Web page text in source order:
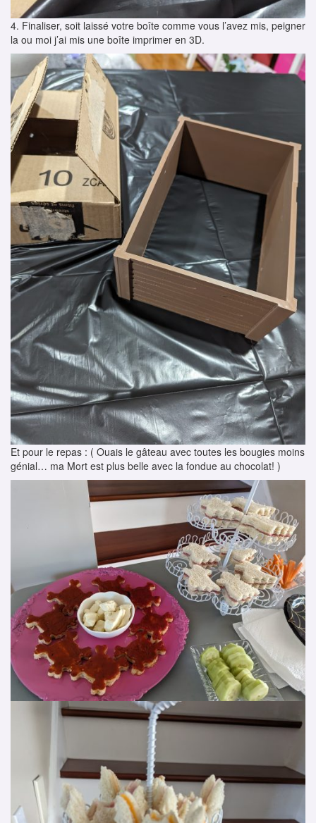
4. Finaliser, soit laissé votre boîte comme vous l’avez mis, peigner
la ou moi j’ai mis une boîte imprimer en 3D.
Et pour le repas : ( Ouais le gâteau avec toutes les bougies moins
génial… ma Mort est plus belle avec la fondue au chocolat! )